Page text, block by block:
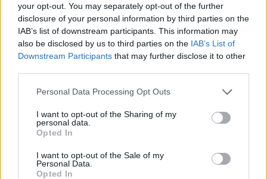
your opt-out. You may separately opt-out of the further
disclosure of your personal information by third parties on the
IAB’s list of downstream participants. This information may
also be disclosed by us to third parties on the IAB’s List of
Downstream Participants that may further disclose it to other
Personal Data Processing Opt Outs
I want to opt-out of the Sharing of my
personal data.
Opted In
I want to opt-out of the Sale of my
Personal Data.
Opted In
Pytanie
Wczoraj 28.06) przez pomyłkę usunęłam krążek
antykoncepcyjny po 14 dniach. Prawidłowo
powinnam usunąć go dopiero 05 lipca, a nie
tabletki”dzień po” (ella 30mg) i je użyłam. Nie
w sobotę. powinnam zrobić teraz 7 dni przerwy i
włożyć nowy krążek w następną niedzielę? Czy
Forum:Ginekologia - specjalista radzi, dla
pacjentki